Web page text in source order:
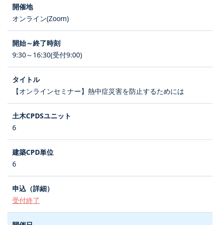
オンライン(Zoom)
9:30～16:30(受付9:00)
【オンラインセミナー】熱中症災害を防止するためには
6
6
受付終了